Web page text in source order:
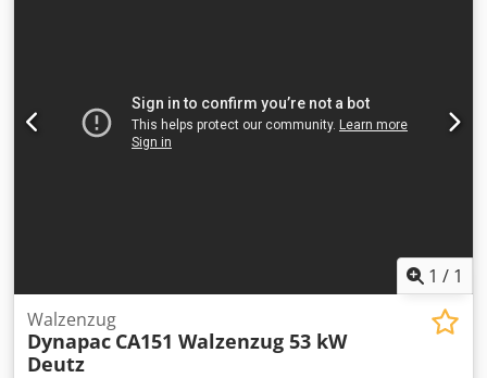
1 / 1
Walzenzug
Dynapac CA151 Walzenzug 53 kW
Deutz